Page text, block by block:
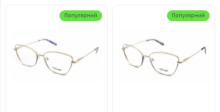
Популярний Популярний